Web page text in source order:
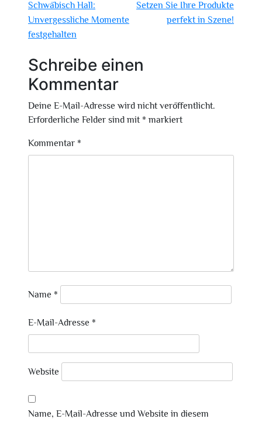
Schwäbisch Hall:
Unvergessliche Momente
festgehalten
Setzen Sie Ihre Produkte
perfekt in Szene!
Schreibe einen
Kommentar
Deine E-Mail-Adresse wird nicht veröffentlicht.
Erforderliche Felder sind mit * markiert
Kommentar *
Name *
E-Mail-Adresse *
Website
Name, E-Mail-Adresse und Website in diesem